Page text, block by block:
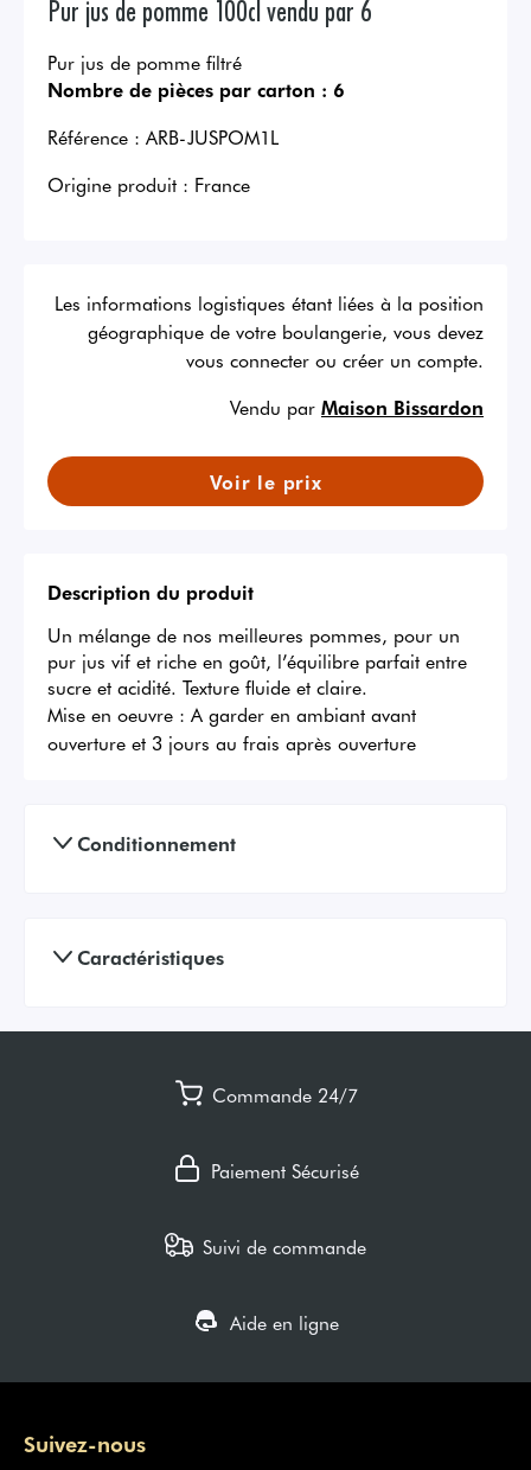
Pur jus de pomme 100cl vendu par 6
Pur jus de pomme filtré
Nombre de pièces par carton : 6
Référence : ARB-JUSPOM1L
Origine produit : France
Les informations logistiques étant liées à la position
géographique de votre boulangerie, vous devez
vous connecter ou créer un compte.
Vendu par Maison Bissardon
Voir le prix
Description du produit
Un mélange de nos meilleures pommes, pour un
pur jus vif et riche en goût, l’équilibre parfait entre
sucre et acidité. Texture fluide et claire.
Mise en oeuvre : A garder en ambiant avant
ouverture et 3 jours au frais après ouverture
Conditionnement
Caractéristiques
Commande 24/7
Paiement Sécurisé
Suivi de commande
Aide en ligne
Suivez-nous